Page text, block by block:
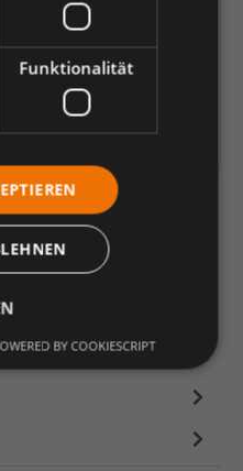
erhöhen
herunterladen
ORTHO-SOFT ESD
mit individuell
Funktionalität
BY COOKIESCRIPT